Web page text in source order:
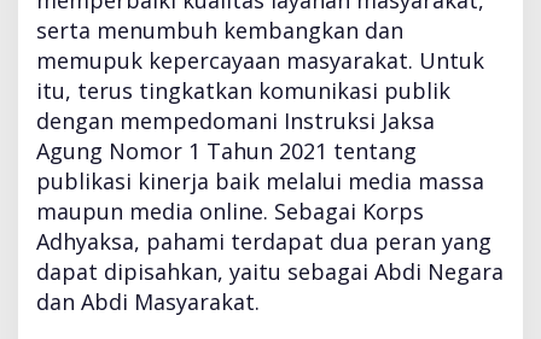
serta menumbuh kembangkan dan
memupuk kepercayaan masyarakat. Untuk
itu, terus tingkatkan komunikasi publik
dengan mempedomani Instruksi Jaksa
Agung Nomor 1 Tahun 2021 tentang
publikasi kinerja baik melalui media massa
maupun media online. Sebagai Korps
Adhyaksa, pahami terdapat dua peran yang
dapat dipisahkan, yaitu sebagai Abdi Negara
dan Abdi Masyarakat.